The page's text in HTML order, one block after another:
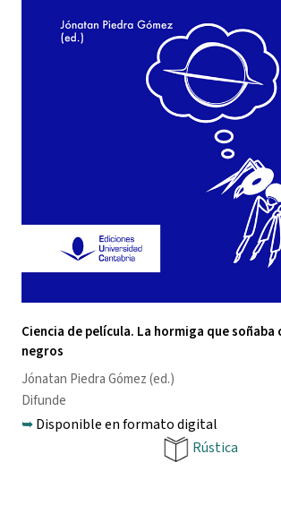
Ciencia de película. La hormiga que soñaba
negros
Jónatan Piedra Gómez(ed.)
Difunde
➥Disponible en formato digital
Rústica